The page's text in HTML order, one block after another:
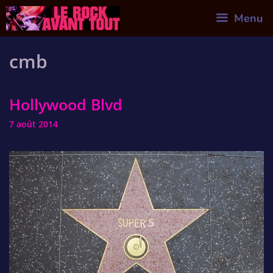
Skip
to
content
Menu
cmb
Hollywood Blvd
7 août 2014